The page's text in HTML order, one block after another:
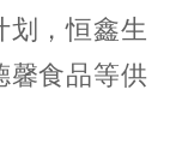
划，恒鑫生
馨食品等供